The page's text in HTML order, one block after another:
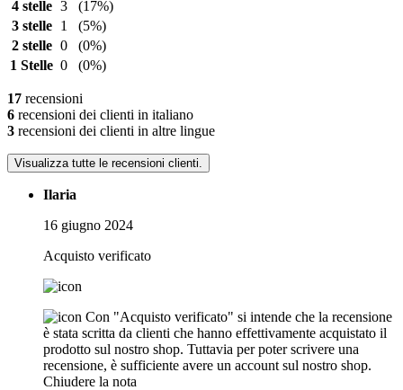
4 stelle 3
(17%)
3 stelle
1
(5%)
2 stelle 0
(0%)
1 Stelle 0 (0%)
17 recensioni
6 recensioni dei clienti in italiano
3 recensioni dei clienti in altre lingue
Visualizza tutte le recensioni clienti.
Ilaria
16 giugno 2024
Acquisto verificato
Con "Acquisto verificato" si intende che la recensione
è stata scritta da clienti che hanno effettivamente acquistato il
prodotto sul nostro shop. Tuttavia per poter scrivere una
recensione, è sufficiente avere un account sul nostro shop.
Chiudere la nota